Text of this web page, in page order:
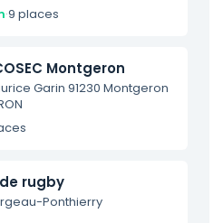
·9 places
Montgeron
Garin 91230 Montgeron
rugby
Ponthierry